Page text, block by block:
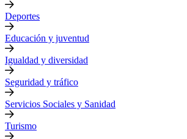
Deportes
Educación y juventud
Igualdad y diversidad
Seguridad y tráfico
Servicios Sociales y Sanidad
Turismo